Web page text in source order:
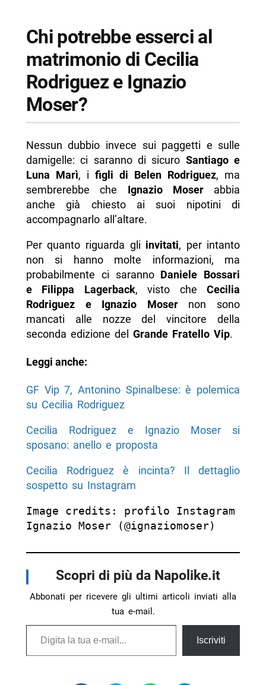
Chi potrebbe esserci al
matrimonio di Cecilia
Rodriguez e Ignazio
Moser?
Nessun dubbio invece sui paggetti e sulle
damigelle: ci saranno di sicuro Santiago e
Luna Marì, i figli di Belen Rodriguez, ma
sembrerebbe che Ignazio Moser abbia
anche già chiesto ai suoi nipotini di
accompagnarlo all’altare.
Per quanto riguarda gli invitati, per intanto
non si hanno molte informazioni, ma
probabilmente ci saranno Daniele Bossari
e Filippa Lagerback, visto cheCecilia
Rodriguez e Ignazio Moser non sono
mancati alle nozze del vincitore della
seconda edizione del Grande Fratello Vip.
Leggi anche:
GF Vip 7, Antonino Spinalbese: è polemica
su Cecilia Rodriguez
Cecilia Rodriguez e Ignazio Moser si
sposano: anello e proposta
Cecilia Rodriguez è incinta? Il dettaglio
sospetto su Instagram
Image credits: profilo Instagram
Ignazio Moser (@ignaziomoser)
Scopri di più da Napolike.it
Abbonati per ricevere gli ultimi articoli inviati alla
tua e-mail.
Digita la tua e-mail...
Iscriviti